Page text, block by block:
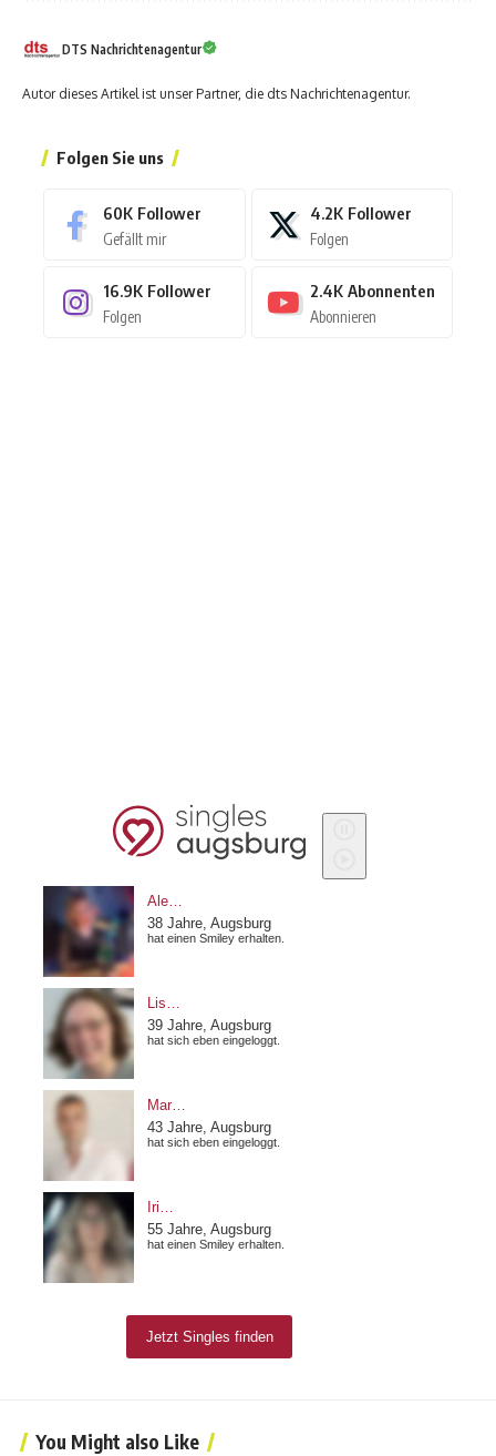
DTS Nachrichtenagentur
Autor dieses Artikel ist unser Partner, die dts Nachrichtenagentur.
Folgen Sie uns
60K Follower
Gefällt mir
4.2K Follower
Folgen
16.9K Follower
Folgen
2.4K Abonnenten
Abonnieren
You Might also Like